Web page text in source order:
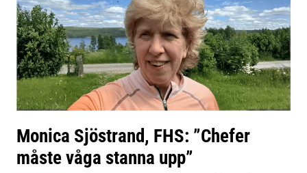
Monica Sjöstrand, FHS: ”Chefer
måste våga stanna upp”